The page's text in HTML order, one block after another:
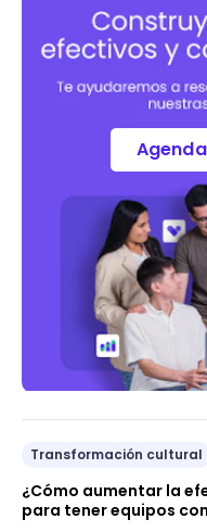
Transformación cultural
¿Cómo aumentar la
para tener equipos